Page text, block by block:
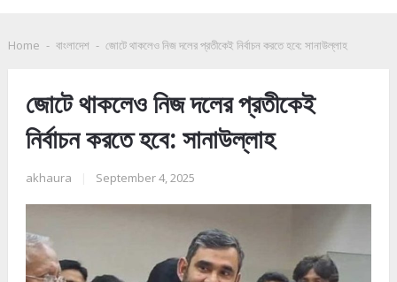
Home - বাংলাদেশ - জোটে থাকলেও নিজ দলের প্রতীকেই নির্বাচন করতে হবে: সানাউল্লাহ
জোটে থাকলেও নিজ দলের প্রতীকেই
নির্বাচন করতে হবে: সানাউল্লাহ
akhaura September 4, 2025